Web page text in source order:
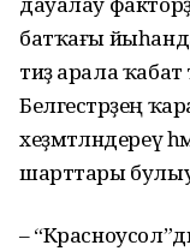
батҡағы
тиҙ арала
Белгестәрҙең
хеҙмәтләндереү
шарттары
–